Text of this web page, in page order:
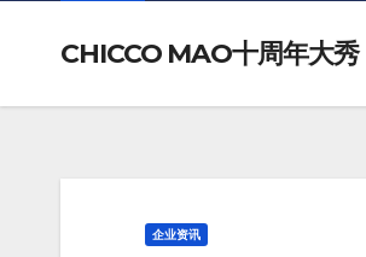
CHICCO MAO十周年大秀
企业资讯